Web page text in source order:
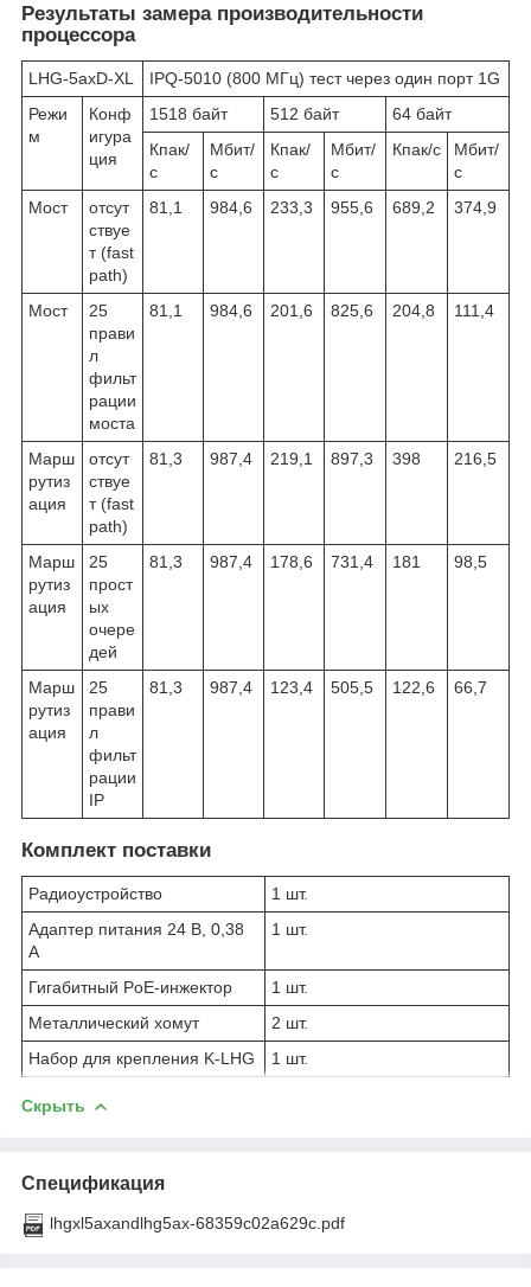
Результаты замера производительности
процессора
LHG-5axD-XL
IPQ-5010 (800 МГц) тест через один порт 1G
Режи
м
Конф
игура
ция
1518 байт 512 байт
64 байт
Кпак/
с
Мбит/
с
Кпак/
с
Мбит/
с
Кпак/с
Мбит/
с
Мост
отсут
ствуе
т (fast
path)
81,1 984,6 233,3 955,6 689,2 374,9
Мост
25
прави
л
фильт
рации
моста
81,1 984,6 201,6 825,6 204,8 111,4
Марш
рутиз
ация
отсут
ствуе
т (fast
path)
81,3 987,4 219,1 897,3 398 216,5
Марш
рутиз
ация
25
прост
ых
очере
дей
81,3 987,4 178,6 731,4 181 98,5
Марш
рутиз
ация
25
прави
л
фильт
рации
IP
81,3 987,4 123,4 505,5 122,6 66,7
Комплект поставки
Радиоустройство
1 шт.
Адаптер питания 24 В, 0,38
А
1 шт.
Гигабитный PoE-инжектор
1 шт.
Металлический хомут
2 шт.
Набор для крепления K-LHG
1 шт.
Скрыть
Спецификация
lhgxl5axandlhg5ax-68359c02a629c.pdf